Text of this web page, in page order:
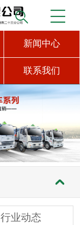
新闻中心
联系我们
行业动态